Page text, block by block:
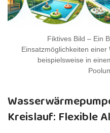
Fiktives Bild – Ein
Einsatzmöglichkeiten einer
beispielsweise in
Kreislauf: Flexible